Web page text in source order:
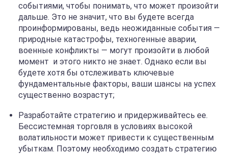
событиями, чтобы понимать, что может произойти
дальше. Это не значит, что вы будете всегда
проинформированы, ведь неожиданные события —
природные катастрофы, техногенные аварии,
военные конфликты — могут произойти в любой
момент и этого никто не знает. Однако если вы
будете хотя бы отслеживать ключевые
фундаментальные факторы, ваши шансы на успех
существенно возрастут;
Разработайте стратегию и придерживайтесь ее.
Бессистемная торговля в условиях высокой
волатильности может привести к существенным
убыткам. Поэтому необходимо создать стратегию